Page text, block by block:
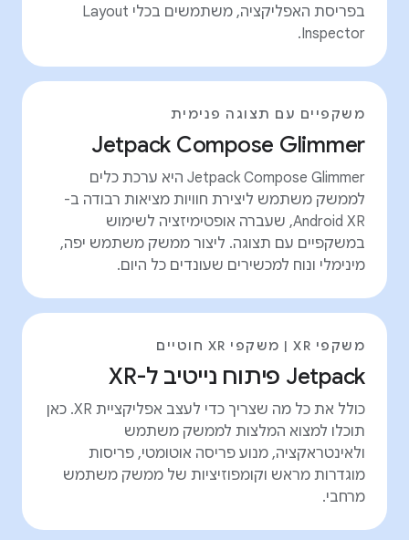
בפריסת האפליקציה, משתמשים בכלי Layout
Inspector.
משקפיים עם תצוגה פנימית
Jetpack Compose Glimmer
‫Jetpack Compose Glimmer היא ערכת כלים
לממשק משתמש ליצירת חוויות מציאות רבודה ב-
Android XR, שעברה אופטימיזציה לשימוש
במשקפיים עם תצוגה. ליצור ממשק משתמש יפה,
מינימלי ונוח למכשירים שעונדים כל היום.
משקפי XR | משקפי XR חוטיים
Jetpack פיתוח נייטיב ל-XR
כולל את כל מה שצריך כדי לעצב אפליקציית XR. כאן
תוכלו למצוא המלצות לממשק משתמש
ולאינטראקציה, מנוע פריסה אוטומטי, פריסות
מוגדרות מראש וקומפוזיציות של ממשק משתמש
מרחבי.